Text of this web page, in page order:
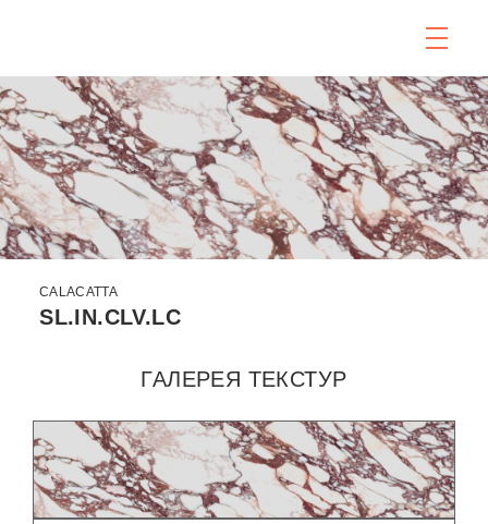
CALACATTA
SL.IN.CLV.LC
ГАЛЕРЕЯ ТЕКСТУР